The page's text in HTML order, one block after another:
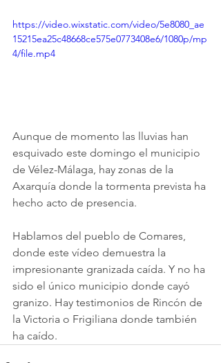
https://video.wixstatic.com/video/5e8080_ae
15215ea25c48668ce575e0773408e6/1080p/mp
4/file.mp4
Aunque de momento las lluvias han
esquivado este domingo el municipio
de Vélez-Málaga, hay zonas de la
Axarquía donde la tormenta prevista ha
hecho acto de presencia.
Hablamos del pueblo de Comares,
donde este vídeo demuestra la
impresionante granizada caída. Y no ha
sido el único municipio donde cayó
granizo. Hay testimonios de Rincón de
la Victoria o Frigiliana donde también
ha caído.